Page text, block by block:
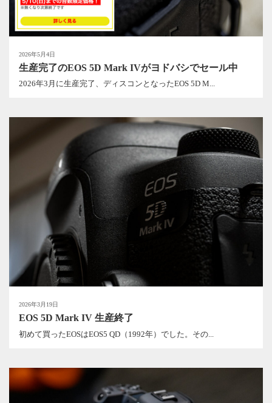
2026年5月4日
生産完了のEOS 5D Mark IVがヨドバシでセール中
2026年3月に生産完了、ディスコンとなったEOS 5D M...
2026年3月19日
EOS 5D Mark IV 生産終了
初めて買ったEOSはEOS5 QD（1992年）でした。その...